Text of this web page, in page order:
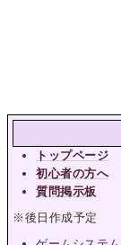
トップページ
初心者の方へ
質問掲示板
※後日作成予定